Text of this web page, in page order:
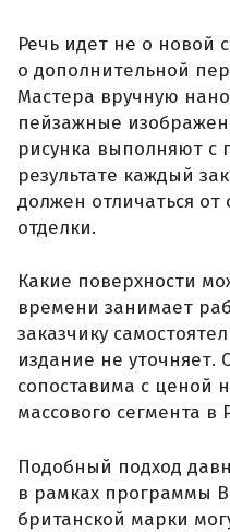
Речь идет не о новой
о дополнительной
Мастера вручную
пейзажные
рисунка выполняют
результате каждый
должен отличаться от
отделки.
Какие поверхности
времени занимает
заказчику
издание не уточняет.
сопоставима с ценой
массового сегмента в
Подобный подход
в рамках программы
британской марки